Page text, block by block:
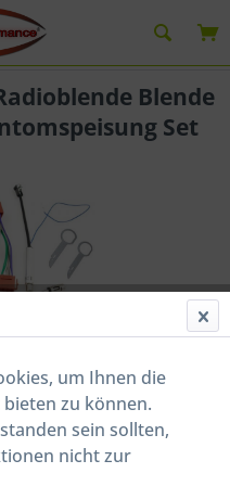
SET
Blende
Set
(23,08% gespart)
um Ihnen die
zu können.
sein sollten,
nicht zur